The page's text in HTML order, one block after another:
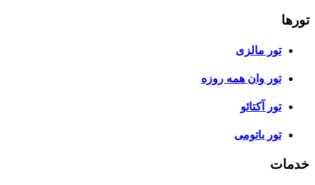
تورها
تور مالزی
تور وان همه روزه
تور آکتائو
تور باتومی
خدمات